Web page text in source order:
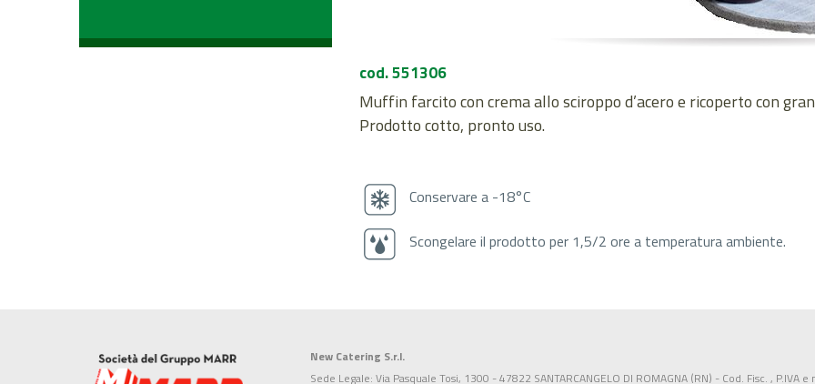
cod. 551306
Muffin farcito con crema allo sciroppo d’acero e ricoperto con
Prodotto cotto, pronto uso.
Conservare a -18°C
Scongelare il prodotto per 1,5/2 ore a temperatura ambiente.
New Catering S.r.l.
Sede Legale: Via Pasquale Tosi, 1300 - 47822 SANTARCANGELO DI ROMAGNA (RN) - Cod. Fisc. , P.IVA